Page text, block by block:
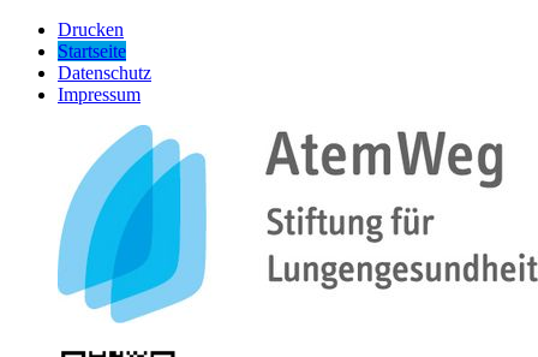
Drucken
Startseite
Datenschutz
Impressum